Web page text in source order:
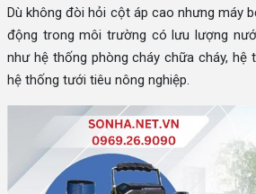
Dù không đòi hỏi cột áp cao nhưng máy
động trong môi trường có lưu lượng
như hệ thống phòng cháy chữa cháy, hệ
hệ thống tưới tiêu nông nghiệp.